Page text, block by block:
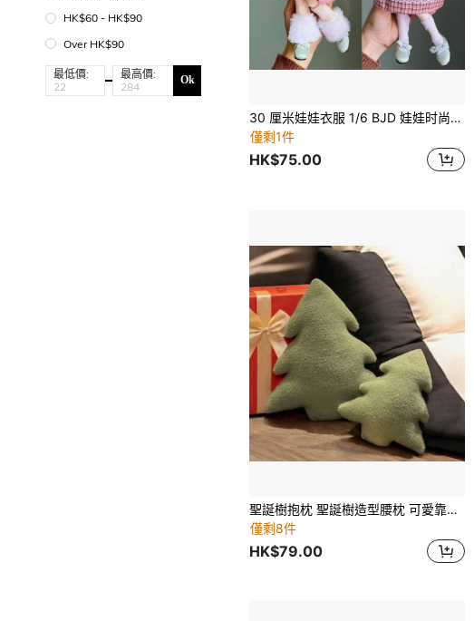
HK$60 - HK$90
Over HK$90
最低價: 最高價: Ok
30 厘米娃娃衣服 1/6 BJD 娃娃时尚服装套装 漂亮连衣裙 帽子 礼物配饰 节日礼物
僅剩1件
HK$75.00
聖誕樹抱枕 聖誕樹造型腰枕 可愛靠墊 臥室床上裝飾 家居裝飾 冬季聖誕裝飾抱枕 舒適材質
僅剩8件
HK$79.00